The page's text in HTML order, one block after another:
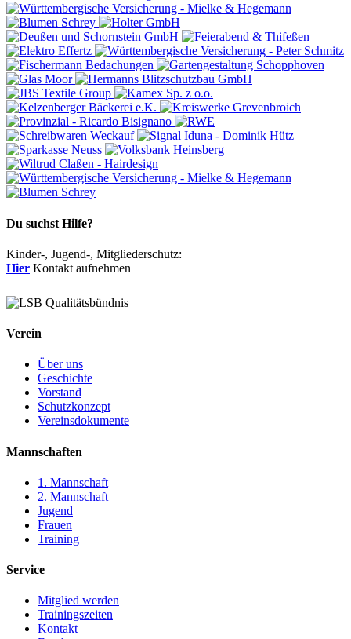
Du suchst Hilfe?
Kinder-, Jugend-, Mitgliederschutz:
Hier Kontakt aufnehmen
Verein
Über uns
Geschichte
Vorstand
Schutzkonzept
Vereinsdokumente
Mannschaften
1. Mannschaft
2. Mannschaft
Jugend
Frauen
Training
Service
Mitglied werden
Trainingszeiten
Kontakt